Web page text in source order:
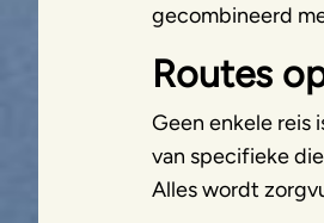
gecombineerd
Routes
Geen enkele reis
van specifieke
Alles wordt